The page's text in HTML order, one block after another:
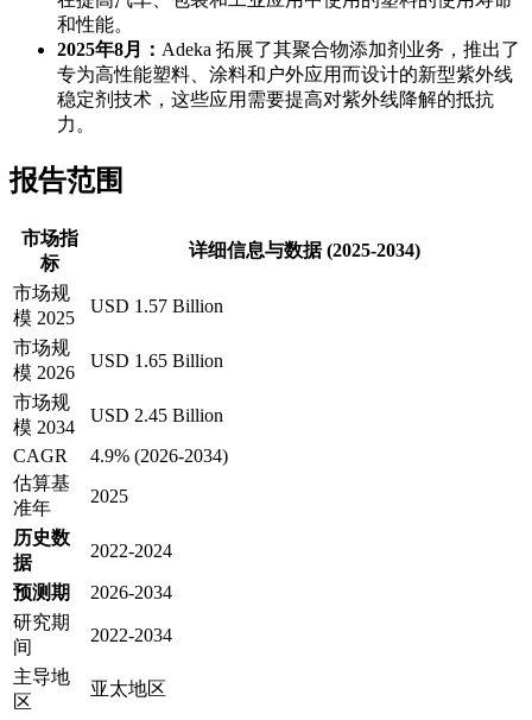
和性能。
2025年8月： Adeka 拓展了其聚合物添加剂业务，推出了
专为高性能塑料、涂料和户外应用而设计的新型紫外线
稳定剂技术，这些应用需要提高对紫外线降解的抵抗
力。
报告范围
市场指
标
详细信息与数据 (2025-2034)
市场规
模 2025
USD 1.57 Billion
市场规
模 2026
USD 1.65 Billion
市场规
模 2034
USD 2.45 Billion
CAGR
4.9% (2026-2034)
估算基
准年
2025
历史数
据
2022-2024
预测期
2026-2034
研究期
间
2022-2034
主导地
区
亚太地区